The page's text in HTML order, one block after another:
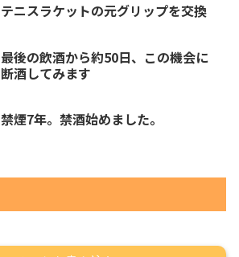
テニスラケットの元グリップを交換
最後の飲酒から約50日、この機会に
断酒してみます
禁煙7年。禁酒始めました。